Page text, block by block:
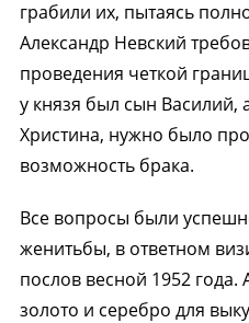
грабили их, пытаясь
Александр Невский
проведения четкой
у князя был сын Василий,
Христина, нужно было
возможность брака.
Все вопросы были
женитьбы, в ответном
послов весной 1952 года.
золото и серебро для